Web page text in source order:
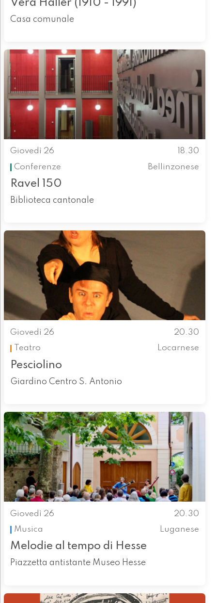
Vera Haller (1910 - 1991)
Casa comunale
Giovedì 26
18.30
Conferenze
Bellinzonese
Ravel 150
Biblioteca cantonale
Giovedì 26
20.30
Teatro
Locarnese
Pesciolino
Giardino Centro S. Antonio
Giovedì 26
20.30
Musica
Luganese
Melodie al tempo di Hesse
Piazzetta antistante Museo Hesse